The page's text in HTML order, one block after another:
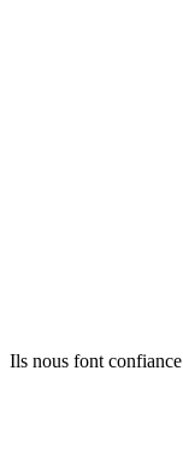
Ils nous font confiance